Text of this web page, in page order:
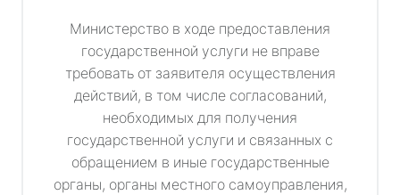
Министерство в ходе предоставления
государственной услуги не вправе
требовать от заявителя осуществления
действий, в том числе согласований,
необходимых для получения
государственной услуги и связанных с
обращением в иные государственные
органы, органы местного самоуправления,